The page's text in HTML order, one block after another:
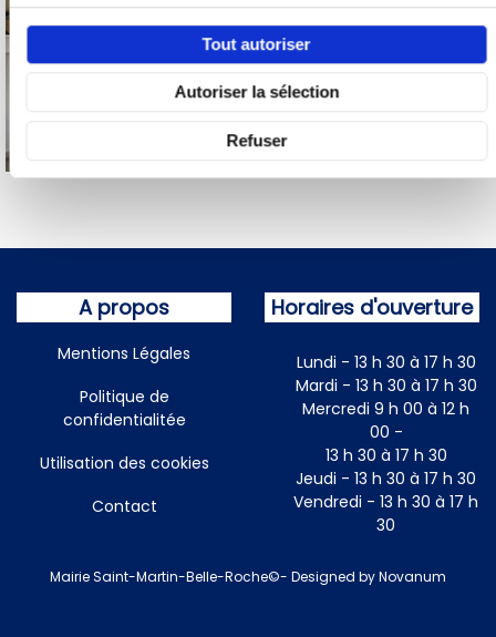
Tout autoriser
Autoriser la sélection
Refuser
A propos
Mentions Légales
Politique de
confidentialitée
Utilisation des cookies
Contact
Horaires d'ouverture
Lundi - 13 h 30 à 17 h 30
Mardi - 13 h 30 à 17 h 30
Mercredi 9 h 00 à 12 h
00 -
13 h 30 à 17 h 30
Jeudi - 13 h 30 à 17 h 30
Vendredi - 13 h 30 à 17 h
30
Mairie Saint-Martin-Belle-Roche©- Designed by Novanum